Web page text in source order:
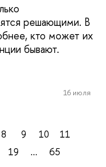
решающими. В
кто может их
бывают.
16 июля
8 9 10
11
19 ... 65